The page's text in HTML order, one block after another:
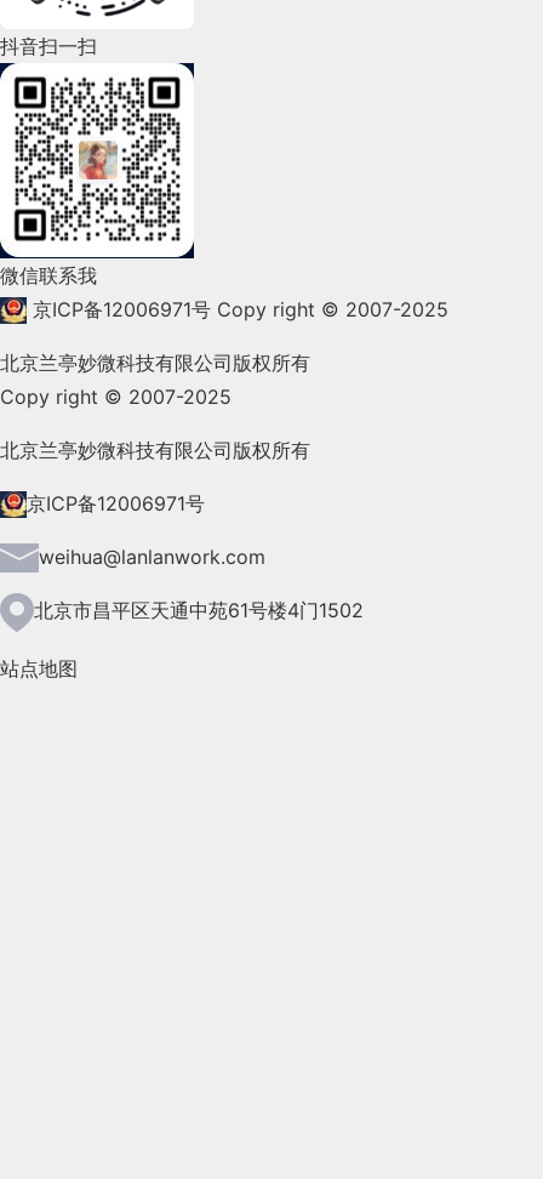
2022年4月(86)
2022年3月(119)
2022年2月(53)
2022年1月(99)
2021年12月(105)
2021年9月(153)
2021年8月(147)
2021年7月(149)
2021年6月(157)
2021年5月(124)
抖音扫一扫
微信联系我
京ICP备12006971号 Copy right © 2007-2025
北京兰亭妙微科技有限公司版权所有
Copy right © 2007-2025
北京兰亭妙微科技有限公司版权所有
京ICP备12006971号
weihua@lanlanwork.com
北京市昌平区天通中苑61号楼4门1502
站点地图